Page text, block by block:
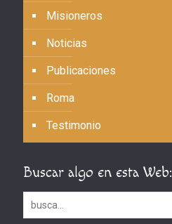
Misioneros
Noticias
Publicaciones
Roma
Testimonio
Buscar algo en esta Web: